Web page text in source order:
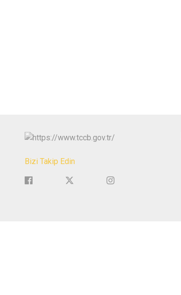
Bizi Takip Edin